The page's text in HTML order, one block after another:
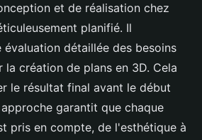
et de réalisation chez
planifié. Il
évaluation détaillée des besoins
la création de plans en 3D. Cela
le résultat final avant le début
garantit que chaque
pris en compte, de l'esthétique à